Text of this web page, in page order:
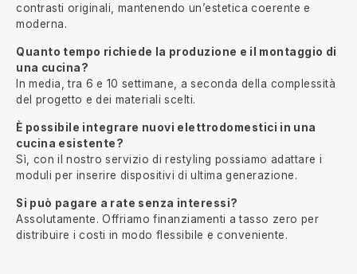
contrasti originali, mantenendo un’estetica coerente e
moderna.
Quanto tempo richiede la produzione e il montaggio di
una cucina?
In media, tra 6 e 10 settimane, a seconda della complessità
del progetto e dei materiali scelti.
È possibile integrare nuovi elettrodomestici in una
cucina esistente?
Sì, con il nostro servizio di restyling possiamo adattare i
moduli per inserire dispositivi di ultima generazione.
Si può pagare a rate senza interessi?
Assolutamente. Offriamo finanziamenti a tasso zero per
distribuire i costi in modo flessibile e conveniente.